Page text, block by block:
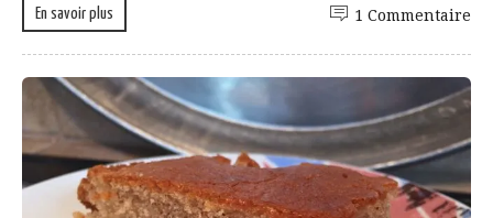
En savoir plus 1 Commentaire